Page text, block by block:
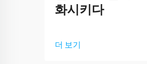
화시키다
더 보기